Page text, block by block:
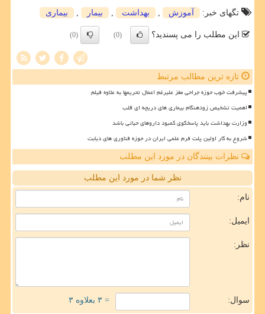
تگهای خبر:
آموزش بهداشت بیمار بیماری
این مطلب را می پسندید؟ (0)
(0)
تازه ترین مطالب مرتبط
پیشرفت خوب حوزه جراحی مغز علیرغم اعمال تحریمها به علاوه فیلم
اهمیت تشخیص زودهنگام بیماری های دریچه ای قلب
وزارت بهداشت باید پاسخگوی کمبود داروهای حیاتی باشد
شروع به کار اولین پلت فرم علمی ایران در حوزه فناوری های دیابت
نظرات بینندگان در مورد این مطلب
نظر شما در مورد این مطلب
نام:
ایمیل:
نظر:
سوال: = ۳ بعلاوه ۳